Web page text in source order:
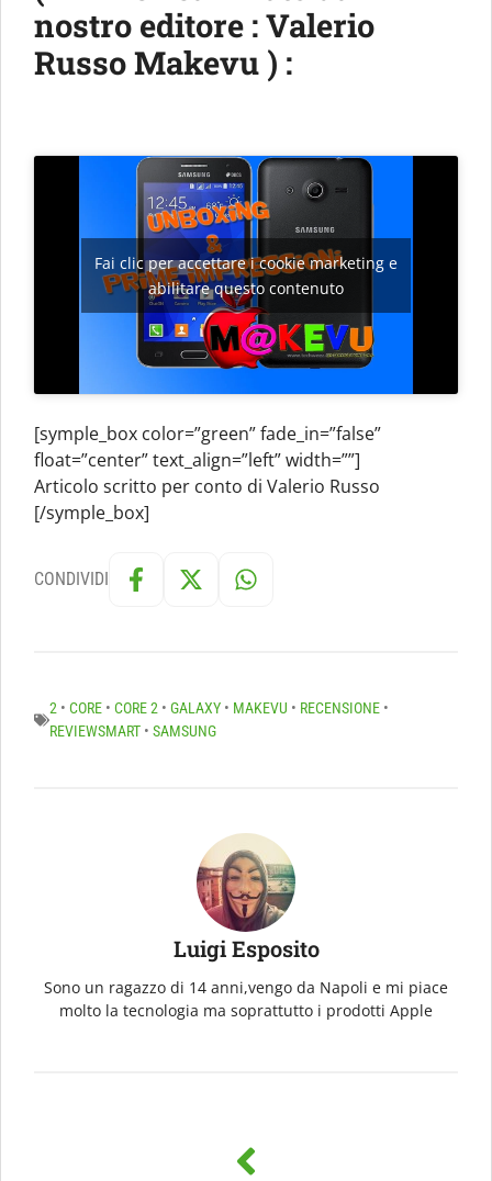
nostro editore : Valerio
Russo Makevu ) :
Fai clic per accettare i cookie marketing e
abilitare questo contenuto
[symple_box color=”green” fade_in=”false”
float=”center” text_align=”left” width=””]
Articolo scritto per conto di Valerio Russo
[/symple_box]
CONDIVIDI
2 • CORE • CORE 2 • GALAXY • MAKEVU • RECENSIONE •
REVIEWSMART • SAMSUNG
Luigi Esposito
Sono un ragazzo di 14 anni,vengo da Napoli e mi piace
molto la tecnologia ma soprattutto i prodotti Apple